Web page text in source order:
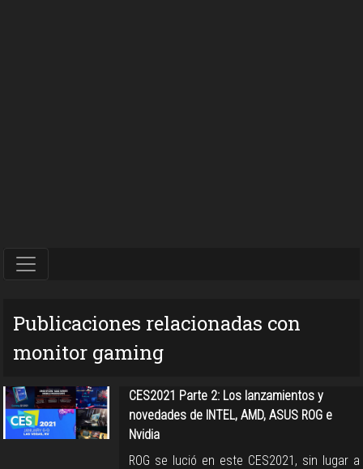
Publicaciones relacionadas con
monitor gaming
CES2021 Parte 2: Los lanzamientos y
novedades de INTEL, AMD, ASUS ROG e
Nvidia
ROG se lució en este CES2021, sin lugar a